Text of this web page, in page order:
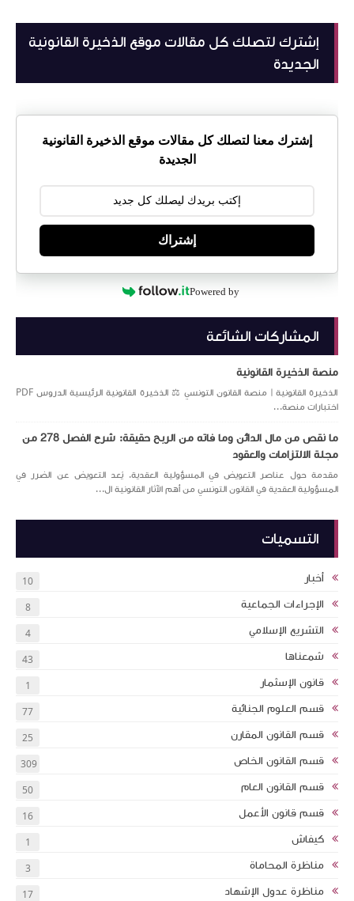
إشترك لتصلك كل مقالات موقع الذخيرة القانونية
الجديدة
إشترك معنا لتصلك كل مقالات موقع الذخيرة القانونية
الجديدة
إشتراك
Powered by
المشاركات الشائعة
منصة الذخيرة القانونية
الذخيرة القانونية | منصة القانون التونسي ⚖️ الذخيرة القانونية الرئيسية الدروس PDF
اختبارات منصة...
ما نقص من مال الدائن وما فاته من الربح حقيقة: شرح الفصل 278 من
مجلة الالتزامات والعقود
مقدمة حول عناصر التعويض في المسؤولية العقدية. يُعد التعويض عن الضرر في
المسؤولية العقدية في القانون التونسي من أهم الآثار القانونية ال...
التسميات
أخبار 10
الإجراءات الجماعية 8
التشريع الإسلامي 4
شمعناها 43
قانون الإسثمار 1
قسم العلوم الجنائية 77
قسم القانون المقارن 25
قسم القانون الخاص 309
قسم القانون العام 50
قسم قانون الأعمل 16
كيفاش 1
مناظرة المحاماة 3
مناظرة عدول الإشهاد 17